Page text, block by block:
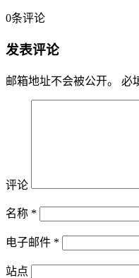
0条评论
发表评论
邮箱地址不会被公开。 必
评论
名称 *
电子邮件 *
站点